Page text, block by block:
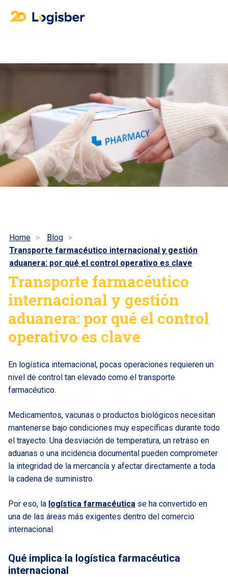
Home
Blog
Transporte farmacéutico internacional y gestión
aduanera: por qué el control operativo es clave
Transporte farmacéutico
internacional y gestión
aduanera: por qué el control
operativo es clave
En logística internacional, pocas operaciones requieren un
nivel de control tan elevado como el transporte
farmacéutico.
Medicamentos, vacunas o productos biológicos necesitan
mantenerse bajo condiciones muy específicas durante todo
el trayecto. Una desviación de temperatura, un retraso en
aduanas o una incidencia documental pueden comprometer
la integridad de la mercancía y afectar directamente a toda
la cadena de suministro.
Por eso, la logística farmacéutica se ha convertido en
una de las áreas más exigentes dentro del comercio
internacional.
Qué implica la logística farmacéutica
internacional